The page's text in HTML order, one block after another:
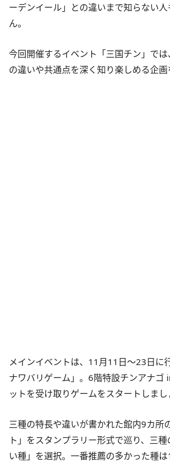
ーデンイール」との違いまで知らない
ん。
今回開催するイベント「三国チン」で
の違いや共通点を深く知り楽しめる企画
メインイベントは、11月11日～23日に
ナワバリゲーム」。6階特設チンアナゴ
ットを受け取りゲームをスタートしまし
三種の特長や違いが書かれた館内9カ所
ト」をスタンプラリー形式で巡り、三
い種」を選択。一番推薦の多かった種